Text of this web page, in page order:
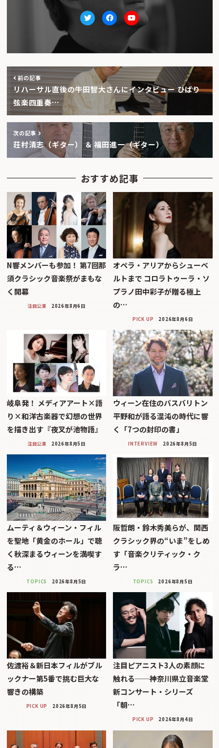
TwitterfacebookYoutube
前の記事
リハーサル直後の牛田智大さんにインタビュー ひばり
弦楽四重奏…
次の記事
荘村清志（ギター） ＆ 福田進一（ギター）
おすすめ記事
N響メンバーも参加！ 第7回那
須クラシック音楽祭がまもな
く開幕
注目公演 2026年8月6日
オペラ・アリアからシューベ
ルトまで コロラトゥーラ・ソ
プラノ田中彩子が贈る極上
の…
PICK UP 2026年8月6日
岐阜発！ メディアアート×語
り×和洋古楽器で幻想の世界
を描き出す『夜叉が池物語』
注目公演 2026年8月5日
ウィーン在住のバスバリトン
平野和が語る混沌の時代に響
く「7つの封印の書」
INTERVIEW 2026年8月5日
ムーティ＆ウィーン・フィル
を聖地「黄金のホール」で聴
く秋深まるウィーンを満喫す
る…
TOPICS 2026年8月5日
阪哲朗・鈴木秀美らが、関西
クラシック界の“いま”をしめ
す「音楽クリティック・ク
ラ…
TOPICS 2026年8月5日
佐渡裕＆新日本フィルがブル
ックナー第5番で挑む巨大な
響きの構築
PICK UP 2026年8月5日
注目ピアニスト3人の素顔に
触れる──神奈川県立音楽堂
新コンサート・シリーズ
「朝…
PICK UP 2026年8月4日